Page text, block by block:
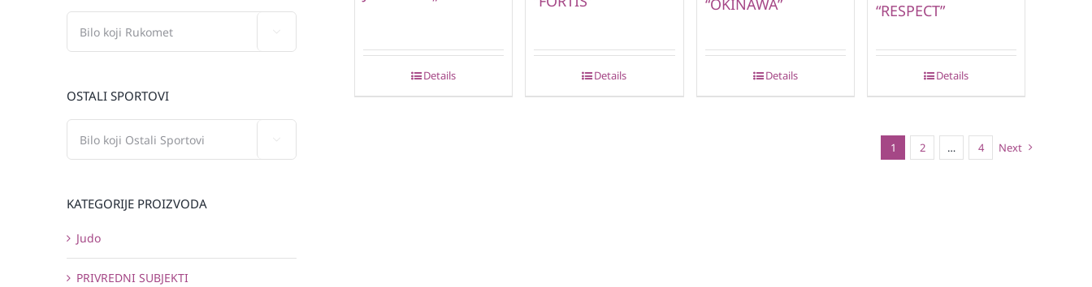
Details Details
“OKINAWA”
Details
“RESPECT”
Details
1 2 … 4 Next
OSTALI SPORTOVI
KATEGORIJE PROIZVODA
Judo
PRIVREDNI SUBJEKTI